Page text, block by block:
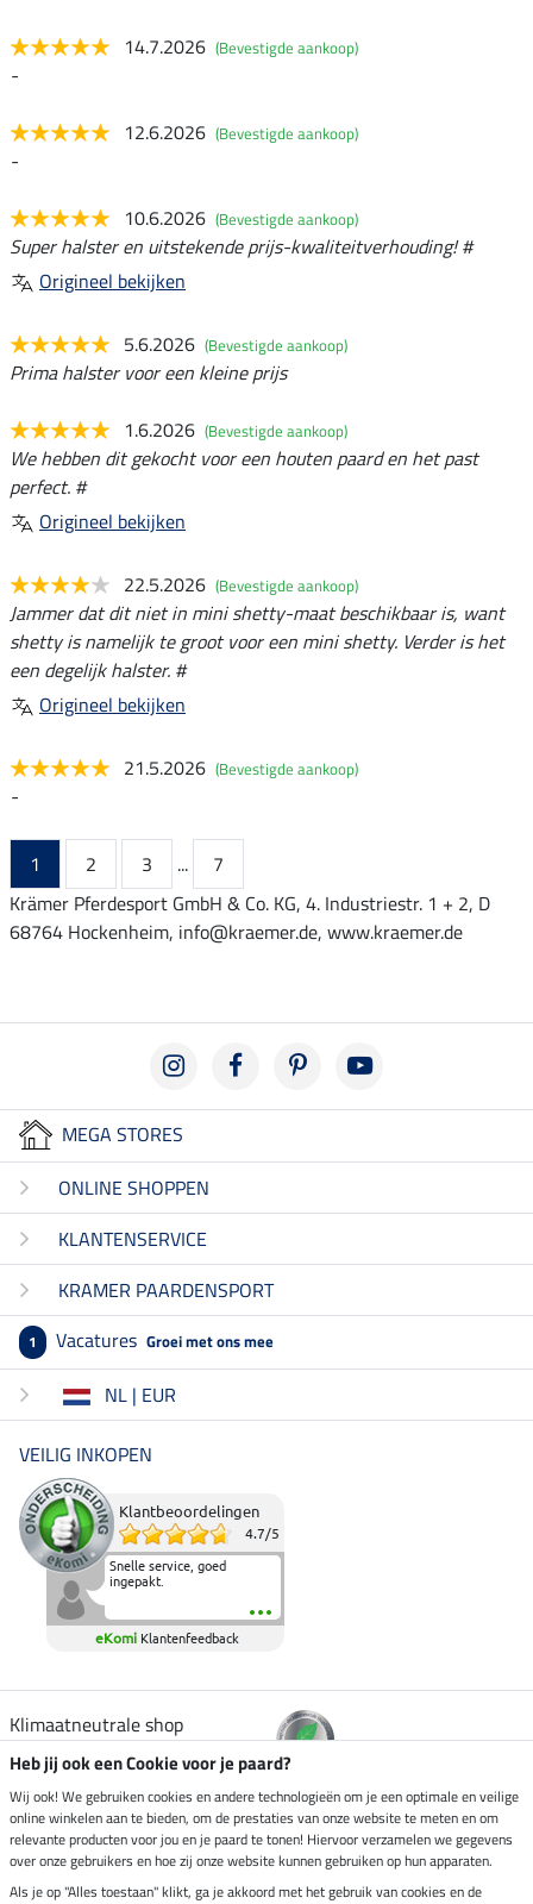
14.7.2026 (Bevestigde aankoop)
-
12.6.2026 (Bevestigde aankoop)
-
10.6.2026 (Bevestigde aankoop)
Super halster en uitstekende prijs-kwaliteitverhouding! #
Origineel bekijken
5.6.2026 (Bevestigde aankoop)
Prima halster voor een kleine prijs
1.6.2026 (Bevestigde aankoop)
We hebben dit gekocht voor een houten paard en het past
perfect. #
Origineel bekijken
22.5.2026 (Bevestigde aankoop)
Jammer dat dit niet in mini shetty-maat beschikbaar is, want
shetty is namelijk te groot voor een mini shetty. Verder is het
een degelijk halster. #
Origineel bekijken
21.5.2026 (Bevestigde aankoop)
-
1 2 3 ...
7
Krämer Pferdesport GmbH & Co. KG, 4. Industriestr. 1 + 2, D
68764 Hockenheim, info@kraemer.de, www.kraemer.de
MEGA STORES
ONLINE SHOPPEN
KLANTENSERVICE
KRAMER PAARDENSPORT
1 Vacatures Groei met ons mee
NL | EUR
VEILIG INKOPEN
Klantbeoordelingen
4.7/5
Snelle service, goed
ingepakt.
eKomi Klantenfeedback
Klimaatneutrale shop
Verzending per
Veilig betalen met
Heb jij ook een Cookie voor je paard?
Wij ook! We gebruiken cookies en andere technologieën om je een optimale en veilige
online winkelen aan te bieden, om de prestaties van onze website te meten en om
relevante producten voor jou en je paard te tonen! Hiervoor verzamelen we gegevens
over onze gebruikers en hoe zij onze website kunnen gebruiken op hun apparaten.
Als je op "Alles toestaan" klikt, ga je akkoord met het gebruik van cookies en de